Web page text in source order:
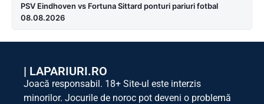
PSV Eindhoven vs Fortuna Sittard ponturi pariuri fotbal
08.08.2026
| LAPARIURI.RO
Joacă responsabil. 18+ Site-ul este interzis
minorilor. Jocurile de noroc pot deveni o problemă